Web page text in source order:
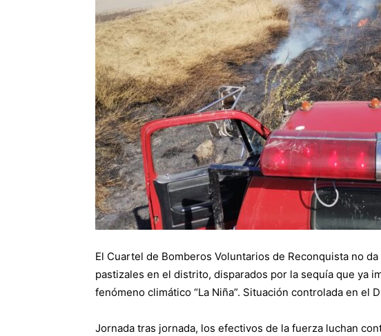
El Cuartel de Bomberos Voluntarios de Reconquista no
pastizales en el distrito, disparados por la sequía que ya
fenómeno climático “La Niña”. Situación controlada en el
Jornada tras jornada, los efectivos de la fuerza luchan